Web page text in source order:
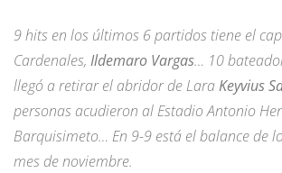
9 hits en los últimos 6 partidos tiene el
Cardenales, Ildemaro Vargas… 10
llegó a retirar el abridor de LaraKeyvius
personas acudieron al Estadio Antonio
Barquisimeto… En 9-9 está el balance de
mes de noviembre.